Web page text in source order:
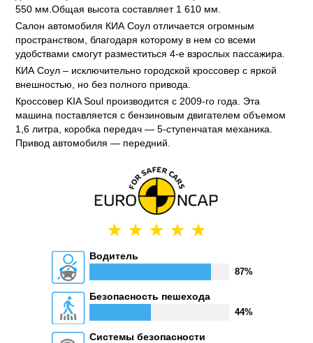
550 мм.Общая высота составляет 1 610 мм.
Салон автомобиля КИА Соул отличается огромным
пространством, благодаря которому в нем со всеми
удобствами смогут разместиться 4-е взрослых пассажира.
КИА Соул – исключительно городской кроссовер с яркой
внешностью, но без полного привода.
Кроссовер KIA Soul производится с 2009-го года. Эта
машина поставляется с бензиновым двигателем объемом
1,6 литра, коробка передач — 5-ступенчатая механика.
Привод автомобиля — передний.
Водитель
87%
Безопасность пешехода
44%
Системы безопасности